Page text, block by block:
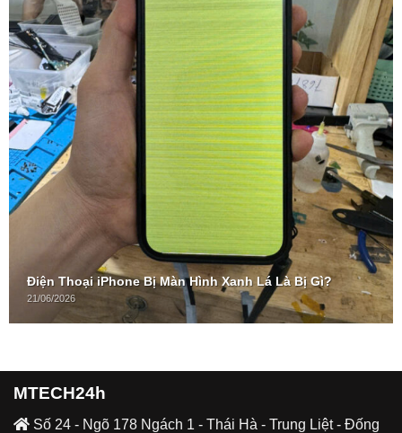
Điện Thoại iPhone Bị Màn Hình Xanh Lá Là Bị Gì?
21/06/2026
MTECH24h
Số 24 - Ngõ 178 Ngách 1 - Thái Hà - Trung Liệt - Đống